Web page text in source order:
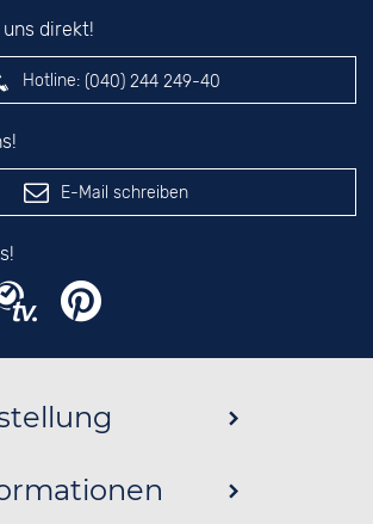
direkt!
Hotline: (040) 244 249-40
E-Mail schreiben